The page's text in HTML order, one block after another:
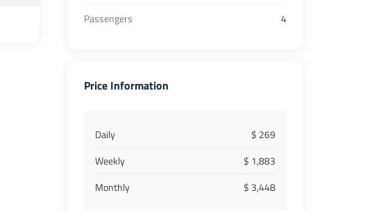
Passengers
4
Price Information
Daily
$ 269
Weekly
$ 1,883
Monthly
$ 3,448